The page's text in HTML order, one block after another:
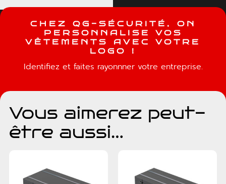
C H E Z Q G - S É C U R I T É , O N
P E R S O N N A L I S E VO S
V Ê T E M E N T S A V E C VO T R E
L O G O !
Identifiez et faites rayonnner votre entreprise.
Vous aimerez peut-
être aussi…